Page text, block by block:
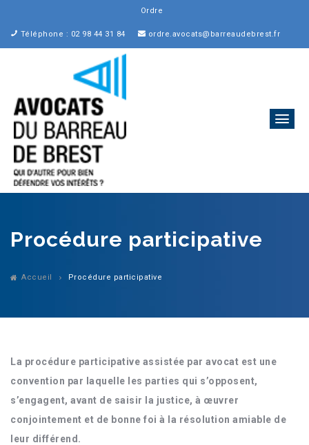
Ordre des A
Téléphone : 02 98 44 31 84 ordre.avocats@barreaudebrest.fr
Procédure participative
Accueil Procédure participative
La procédure participative assistée par avocat est une
convention par laquelle les parties qui s’opposent,
s’engagent, avant de saisir la justice, à œuvrer
conjointement et de bonne foi à la résolution amiable de
leur différend.